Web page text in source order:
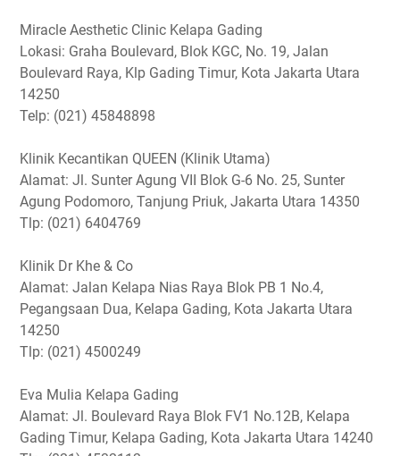
Miracle Aesthetic Clinic Kelapa Gading
Lokasi: Graha Boulevard, Blok KGC, No. 19, Jalan
Boulevard Raya, Klp Gading Timur, Kota Jakarta Utara
14250
Telp: (021) 45848898
Klinik Kecantikan QUEEN (Klinik Utama)
Alamat: Jl. Sunter Agung VII Blok G-6 No. 25, Sunter
Agung Podomoro, Tanjung Priuk, Jakarta Utara 14350
Tlp: (021) 6404769
Klinik Dr Khe & Co
Alamat: Jalan Kelapa Nias Raya Blok PB 1 No.4,
Pegangsaan Dua, Kelapa Gading, Kota Jakarta Utara
14250
Tlp: (021) 4500249
Eva Mulia Kelapa Gading
Alamat: Jl. Boulevard Raya Blok FV1 No.12B, Kelapa
Gading Timur, Kelapa Gading, Kota Jakarta Utara 14240